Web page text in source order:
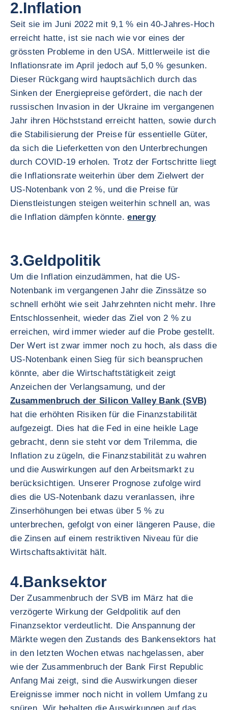
2.Inflation
Seit sie im Juni 2022 mit 9,1 % ein 40-Jahres-Hoch
erreicht hatte, ist sie nach wie vor eines der
grössten Probleme in den USA. Mittlerweile ist die
Inflationsrate im April jedoch auf 5,0 % gesunken.
Dieser Rückgang wird hauptsächlich durch das
Sinken der Energiepreise gefördert, die nach der
russischen Invasion in der Ukraine im vergangenen
Jahr ihren Höchststand erreicht hatten, sowie durch
die Stabilisierung der Preise für essentielle Güter,
da sich die Lieferketten von den Unterbrechungen
durch COVID-19 erholen. Trotz der Fortschritte liegt
die Inflationsrate weiterhin über dem Zielwert der
US-Notenbank von 2 %, und die Preise für
Dienstleistungen steigen weiterhin schnell an, was
die Inflation dämpfen könnte.energy
3.Geldpolitik
Um die Inflation einzudämmen, hat die US-
Notenbank im vergangenen Jahr die Zinssätze so
schnell erhöht wie seit Jahrzehnten nicht mehr. Ihre
Entschlossenheit, wieder das Ziel von 2 % zu
erreichen, wird immer wieder auf die Probe gestellt.
Der Wert ist zwar immer noch zu hoch, als dass die
US-Notenbank einen Sieg für sich beanspruchen
könnte, aber die Wirtschaftstätigkeit zeigt
Anzeichen der Verlangsamung, und der
Zusammenbruch der Silicon Valley Bank (SVB)
hat die erhöhten Risiken für die Finanzstabilität
aufgezeigt. Dies hat die Fed in eine heikle Lage
gebracht, denn sie steht vor dem Trilemma, die
Inflation zu zügeln, die Finanzstabilität zu wahren
und die Auswirkungen auf den Arbeitsmarkt zu
berücksichtigen. Unserer Prognose zufolge wird
dies die US-Notenbank dazu veranlassen, ihre
Zinserhöhungen bei etwas über 5 % zu
unterbrechen, gefolgt von einer längeren Pause, die
die Zinsen auf einem restriktiven Niveau für die
Wirtschaftsaktivität hält.
4.Banksektor
Der Zusammenbruch der SVB im März hat die
verzögerte Wirkung der Geldpolitik auf den
Finanzsektor verdeutlicht. Die Anspannung der
Märkte wegen den Zustands des Bankensektors hat
in den letzten Wochen etwas nachgelassen, aber
wie der Zusammenbruch der Bank First Republic
Anfang Mai zeigt, sind die Auswirkungen dieser
Ereignisse immer noch nicht in vollem Umfang zu